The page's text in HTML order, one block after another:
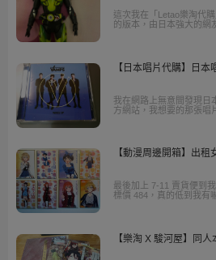
這次我在「Letao樂淘代
的版本，由日本強大的網
【日本唱片代購】日
我在網路上無意間發現日
方網站，我想要的那張唱
【動漫周邊開箱】出租
最後加上 7-11 賣貨便到
標價 484，真的低到我有
【樂淘 X 駿河屋】同人